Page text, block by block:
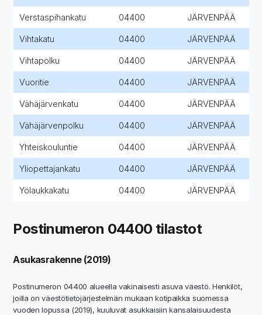
Verstaspihankatu 04400 JÄRVENPÄÄ
Vihtakatu 04400 JÄRVENPÄÄ
Vihtapolku 04400 JÄRVENPÄÄ
Vuoritie 04400 JÄRVENPÄÄ
Vähäjärvenkatu 04400 JÄRVENPÄÄ
Vähäjärvenpolku 04400 JÄRVENPÄÄ
Yhteiskouluntie 04400 JÄRVENPÄÄ
Yliopettajankatu 04400 JÄRVENPÄÄ
Yölaukkakatu 04400 JÄRVENPÄÄ
Postinumeron 04400 tilastot
Asukasrakenne (2019)
Postinumeron 04400 alueella vakinaisesti asuva väestö. Henkilöt,
joilla on väestötietojärjestelmän mukaan kotipaikka suomessa
vuoden lopussa (2019), kuuluvat asukkaisiin kansalaisuudesta